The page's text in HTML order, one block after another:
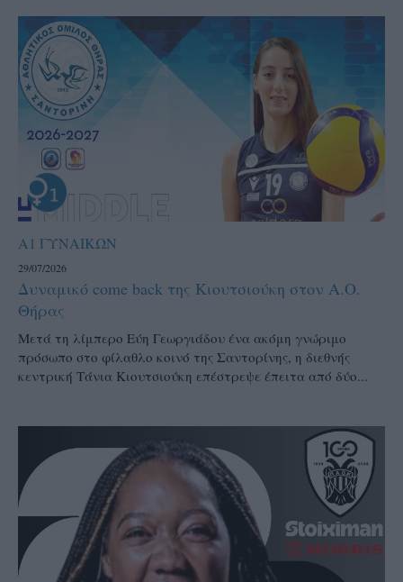
Α1 ΓΥΝΑΙΚΩΝ
29/07/2026
Δυναμικό come back της Κιουτσιούκη στον Α.Ο.
Θήρας
Μετά τη λίμπερο Εύη Γεωργιάδου ένα ακόμη γνώριμο
πρόσωπο στο φίλαθλο κοινό της Σαντορίνης, η διεθνής
κεντρική Τάνια Κιουτσιούκη επέστρεψε έπειτα από δύο...